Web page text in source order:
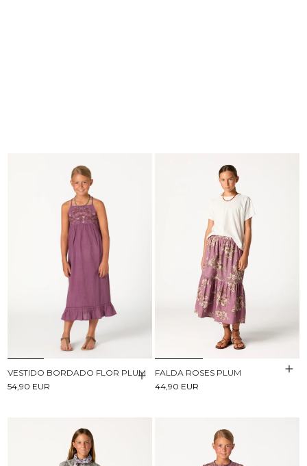
VESTIDO BORDADO FLOR PLUM
54,90 EUR
FALDA ROSES PLUM
44,90 EUR